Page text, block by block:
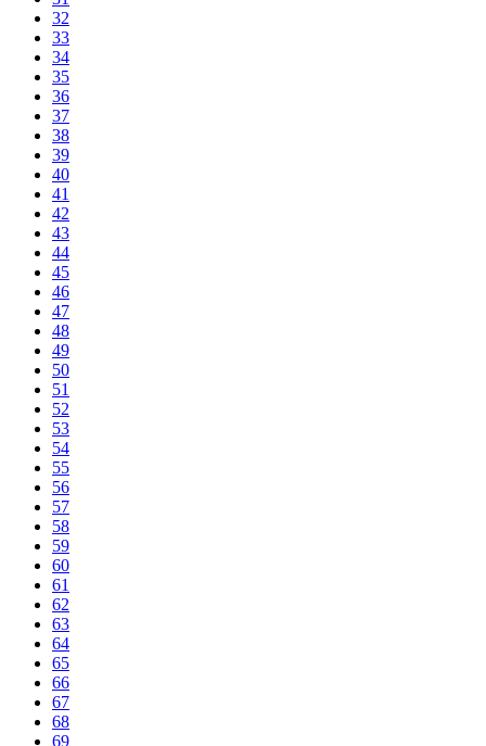
32
33
34
35
36
37
38
39
40
41
42
43
44
45
46
47
48
49
50
51
52
53
54
55
56
57
58
59
60
61
62
63
64
65
66
67
68
69